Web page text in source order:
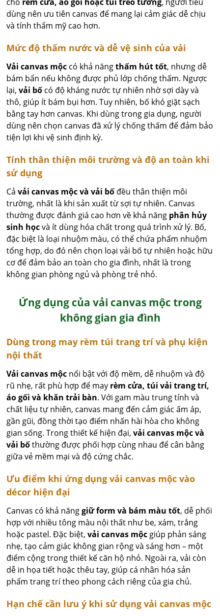
dùng nên ưu tiên canvas để mang lại cảm giác dễ chịu
và tính thẩm mỹ cao hơn.
Mức độ thấm nước và dễ vệ sinh của vải
Vải canvas mộc có khả năngthấm hút tốt, nhưng dễ
bám bẩn nếu không được phủ lớp chống thấm. Ngược
lại,vải bố có độ kháng nước tự nhiên nhờ sợi dày và
thô, giúp ít bám bụi hơn. Tuy nhiên, bố khó giặt sạch
bằng tay hơn canvas. Khi dùng trong gia dụng, người
dùng nên chọn canvas đã xử lý chống thấm để đảm bảo
tiện lợi khi vệ sinh định kỳ.
Tính thân thiện môi trường và độ an toàn khi
sử dụng
Cảvải canvas mộc và vải bố đều thân thiện môi
trường, nhất là khi sản xuất từ sợi tự nhiên. Canvas
thường được đánh giá cao hơn về khả năng phân hủy
sinh họcvà ít dùng hóa chất trong quá trình xử lý. Bố,
đặc biệt là loại nhuộm màu, có thể chứa phẩm nhuộm
tổng hợp, do đó nên chọn loại vải bố tự nhiên hoặc hữu
cơ để đảm bảo an toàn cho gia đình, nhất là trong
không gian phòng ngủ và phòng trẻ nhỏ.
Ứng dụng của vải canvas mộc trong
không gian gia đình
Dùng trong may rèm túi trang trí và phụ kiện
nội thất
Vải canvas mộc nổi bật với độ mềm, dễ nhuộm và độ
rũ nhẹ, rất phù hợp để may rèm cửa, túi vải trang trí,
áo gối và khăn trải bàn. Với gam màu trung tính và
chất liệu tự nhiên, canvas mang đến cảm giác ấm áp,
gần gũi, đồng thời tạo điểm nhấn hài hòa cho không
gian sống. Trong thiết kế hiện đại,vải canvas mộc và
vải bốthường được phối hợp cùng nhau để cân bằng
giữa vẻ mềm mại và độ cứng chắc.
Ưu điểm khi ứng dụng vải canvas mộc vào
décor hiện đại
Canvas có khả nănggiữ form và bám màu tốt, dễ phối
hợp với nhiều tông màu nội thất như be, xám, trắng
hoặc pastel. Đặc biệt,vải canvas mộc giúp phản sáng
nhẹ, tạo cảm giác không gian rộng và sáng hơn – một
điểm cộng trong thiết kế căn hộ nhỏ. Ngoài ra, vải còn
dễ in họa tiết hoặc thêu tay, giúp cá nhân hóa sản
phẩm trang trí theo phong cách riêng của gia chủ.
Hạn chế cần lưu ý khi sử dụng vải canvas mộc